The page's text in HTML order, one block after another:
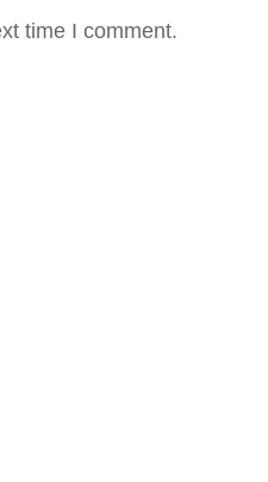
time I comment.